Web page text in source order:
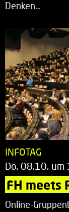
Denken…
INFOTAG
Do. 08.10. um
FH meets
Online-